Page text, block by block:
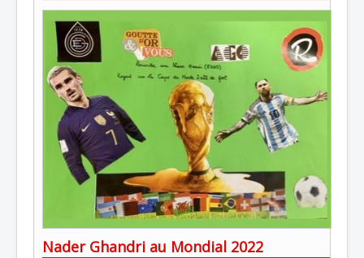
Nader Ghandri au Mondial 2022